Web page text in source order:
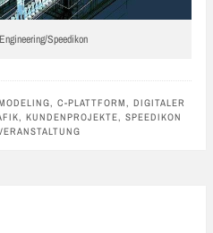
Speedikon
, C-PLATTFORM, DIGITALER
, KUNDENPROJEKTE, SPEEDIKON